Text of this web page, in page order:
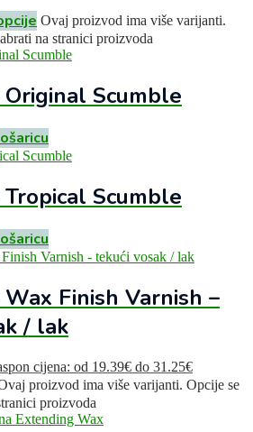
Ovaj proizvod ima više varijanti.
na stranici proizvoda
Scumble
Scumble
Finish Varnish –
/ lak
cijena: od 19.39€ do 31.25€
proizvod ima više varijanti. Opcije se
proizvoda